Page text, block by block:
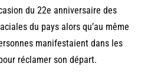
du 22e anniversaire des
du pays alors qu’au même
manifestaient dans les
réclamer son départ.